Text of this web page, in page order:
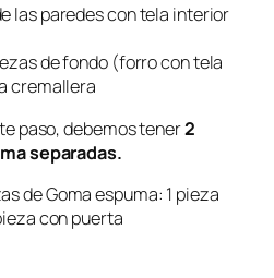
las paredes con tela interior
de fondo (forro con tela
cremallera
paso, debemos tener2
separadas.
de Goma espuma: 1 pieza
con puerta